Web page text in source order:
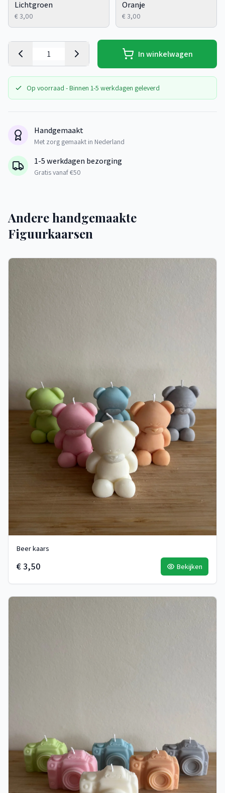
Lichtgroen
€ 3,00
Oranje
€ 3,00
In winkelwagen
Op voorraad - Binnen 1-5 werkdagen geleverd
Handgemaakt
Met zorg gemaakt in Nederland
1-5 werkdagen bezorging
Gratis vanaf €50
Andere handgemaakte
Figuurkaarsen
Beer kaars
€ 3,50 Bekijken